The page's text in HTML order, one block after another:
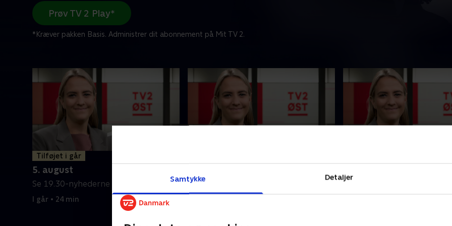
Samtykke Detaljer
Prøv TV 2 Play*
*Kræver pakken Basis. Administrer dit abonnement på Mit TV 2.
Tilføjet i går
5. august
Se 19.30-nyhederne fra TV2 ØST.
I går • 24 min
Se 19.30-nyhederne fra TV2 ØST. Se 19.30-nyhederne fra TV2